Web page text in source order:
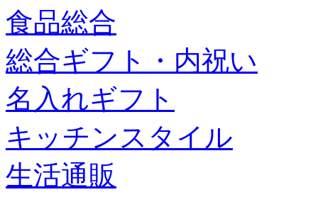
食品総合
総合ギフト・内祝い
名入れギフト
キッチンスタイル
生活通販